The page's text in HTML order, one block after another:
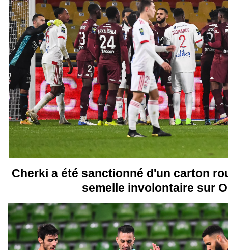
Cherki a été sanctionné d'un carton
semelle involontaire sur